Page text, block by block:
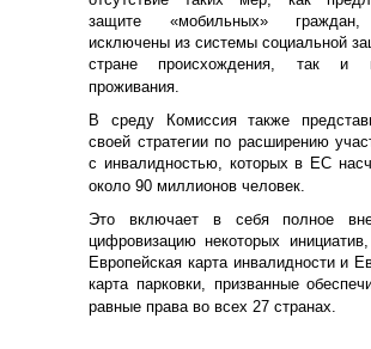
защите «мобильных» граждан,
исключены из системы социальной
стране происхождения, так и
проживания.
В среду Комиссия также
своей стратегии по расширению
с инвалидностью, которых в ЕС
около 90 миллионов человек.
Это включает в себя полное
цифровизацию некоторых
Европейская карта инвалидности и
карта парковки, призванные
равные права во всех 27 странах.